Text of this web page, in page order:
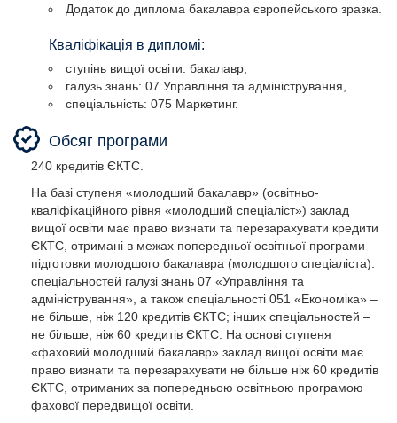
випускнику:
Не присвоюється.
випускнику:
Не присвоюється.
випускнику:
Не присвоюється.
випускнику:
Не присвоюється.
випускнику:
Не присвоюється.
випускнику:
Не присвоюється.
Додаток до диплома бакалавра європейського зразка.
Кваліфікація в дипломі:
ступінь вищої освіти: бакалавр,
галузь знань: 07 Управління та адміністрування,
спеціальність: 075 Маркетинг.
галузь знань: 07 Управління та адміністрування,
Спеціальність – 075 Маркетинг.
Спеціальність – 075 Маркетинг.
Спеціальність – 075 Маркетинг.
Спеціальність – 075 Маркетинг.
Спеціальність – 075 Маркетинг.
Обсяг програми
240 кредитів ЄКТС.
На базі ступеня «молодший бакалавр» (освітньо-
кваліфікаційного рівня «молодший спеціаліст») заклад
вищої освіти має право визнати та перезарахувати кредити
ЄКТС, отримані в межах попередньої освітньої програми
підготовки молодшого бакалавра (молодшого спеціаліста):
спеціальностей галузі знань 07 «Управління та
адміністрування», а також спеціальності 051 «Економіка» –
не більше, ніж 120 кредитів ЄКТС; інших спеціальностей –
не більше, ніж 60 кредитів ЄКТС. На основі ступеня
«фаховий молодший бакалавр» заклад вищої освіти має
право визнати та перезарахувати не більше ніж 60 кредитів
ЄКТС, отриманих за попередньою освітньою програмою
фахової передвищої освіти.